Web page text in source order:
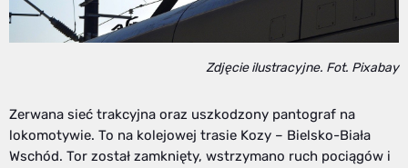
Zdjęcie ilustracyjne. Fot. Pixabay
Zerwana sieć trakcyjna oraz uszkodzony pantograf na
lokomotywie. To na kolejowej trasie Kozy – Bielsko-Biała
Wschód. Tor został zamknięty, wstrzymano ruch pociągów i